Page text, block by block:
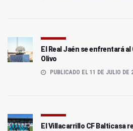
El Real Jaén se enfrentará
Olivo
PUBLICADO EL 11 DE JULIO DE
El Villacarrillo CF Balticasa